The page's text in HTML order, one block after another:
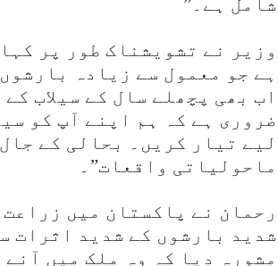
ہے جو معمول سے زیادہ
اب بھی پچھلے سال کے سیلاب
ضروری ہے کہ ہم اپنے آپ کو
لیے تیار کریں۔ بحالی کے
ماحولیاتی واقعات”۔
رحمان نے پاکستان میں
شدید بارشوں کے شدید اثرات
مشورہ دیا کہ وہ ملک میں